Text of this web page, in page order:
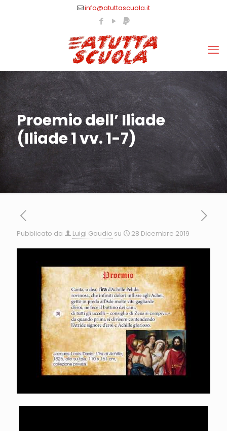
info@atuttascuola.it
Proemio dell’ Iliade
(Iliade 1 vv. 1-7)
Pubblicato da Luigi Gaudio su 28 Dicembre 2019